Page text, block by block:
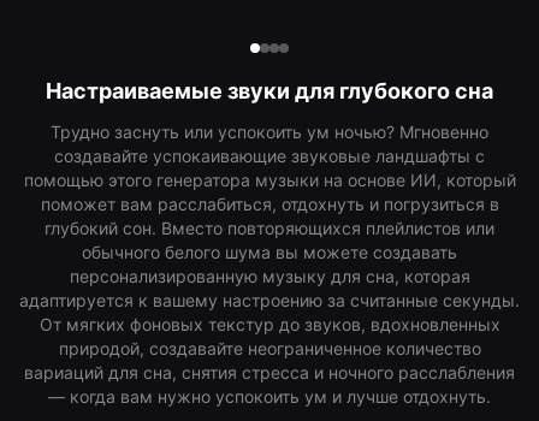
Настраиваемые звуки для глубокого сна
Трудно заснуть или успокоить ум ночью? Мгновенно
создавайте успокаивающие звуковые ландшафты с
помощью этого генератора музыки на основе ИИ, который
поможет вам расслабиться, отдохнуть и погрузиться в
глубокий сон. Вместо повторяющихся плейлистов или
обычного белого шума вы можете создавать
персонализированную музыку для сна, которая
адаптируется к вашему настроению за считанные секунды.
От мягких фоновых текстур до звуков, вдохновленных
природой, создавайте неограниченное количество
вариаций для сна, снятия стресса и ночного расслабления
— когда вам нужно успокоить ум и лучше отдохнуть.